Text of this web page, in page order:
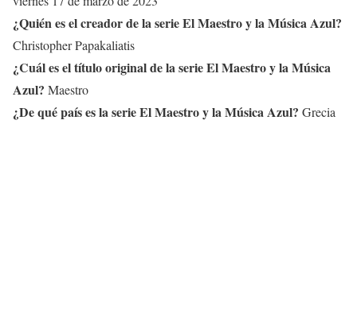
¿Quién es el creador de la serie El Maestro y la Música Azul?
Christopher Papakaliatis
¿Cuál es el título original de la serie El Maestro y la Música
Azul? Maestro
¿De qué país es la serieEl Maestro y la Música Azul? Grecia